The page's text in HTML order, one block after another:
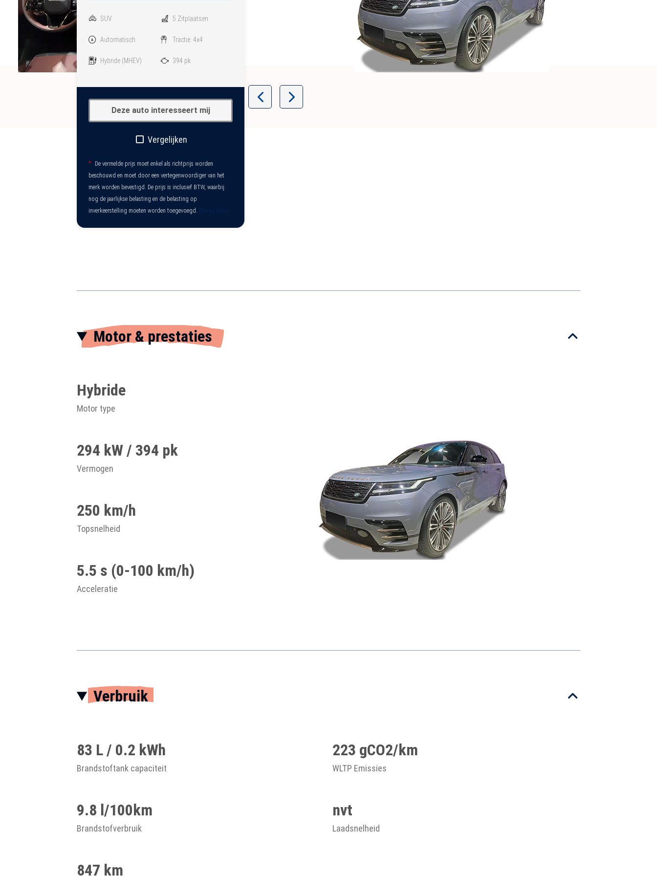
SUV
Automatisch
Hybride (MHEV)
5 Zitplaatsen
Tractie: 4x4
394 pk
Deze auto interesseert mij
Vergelijken
*
De vermelde prijs moet enkel als richtprijs worden
beschouwd en moet door een vertegenwoordiger van het
merk worden bevestigd. De prijs is inclusief BTW, waarbij
nog de jaarlijkse belasting en de belasting op
inverkeerstelling moeten worden toegevoegd.
of
Motor & prestaties
Hybride
Motor type
294 kW / 394 pk
Vermogen
250 km/h
Topsnelheid
5.5 s (0-100 km/h)
Acceleratie
Verbruik
83 L / 0.2 kWh
Brandstoftank capaciteit
223 gCO2/km
WLTP Emissies
9.8 l/100km
Brandstofverbruik
nvt
Laadsnelheid
847 km